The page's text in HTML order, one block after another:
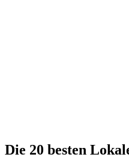
Die 20 besten